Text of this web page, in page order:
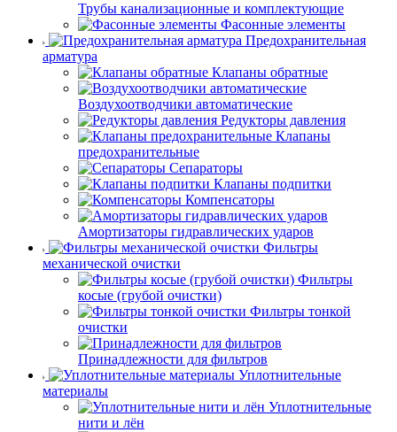
Трубы канализационные и комплектующие
Фасонные элементы
Предохранительная
арматура
Клапаны обратные
Воздухоотводчики автоматические
Редукторы давления
Клапаны
предохранительные
Сепараторы
Клапаны подпитки
Компенсаторы
Амортизаторы гидравлических ударов
Фильтры
механической очистки
Фильтры
косые (грубой очистки)
Фильтры тонкой
очистки
Принадлежности для фильтров
Уплотнительные
материалы
Уплотнительные
нити и лён